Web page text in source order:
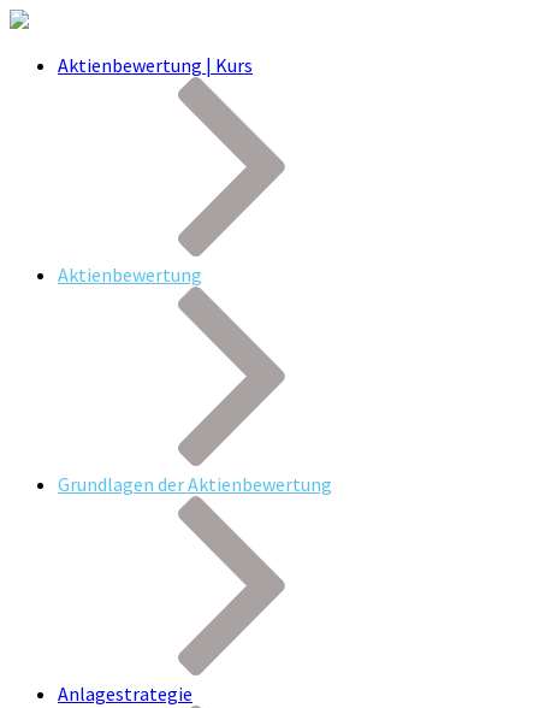
Aktienbewertung | Kurs
Aktienbewertung
Grundlagen der Aktienbewertung
Anlagestrategie